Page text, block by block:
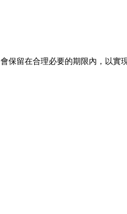
保留在合理必要的期限內，以實